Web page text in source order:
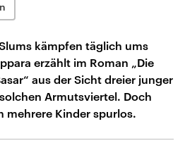
kämpfen täglich ums
erzählt im Roman „Die
aus der Sicht dreier junger
Armutsviertel. Doch
mehrere Kinder spurlos.